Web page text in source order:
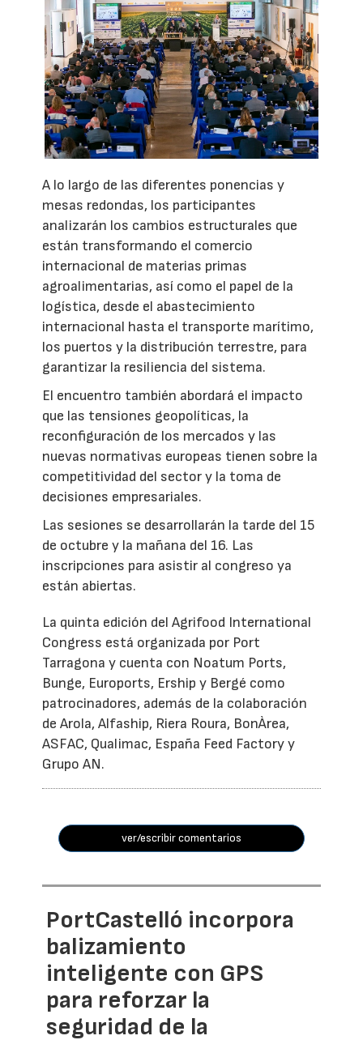
A lo largo de las diferentes ponencias y
mesas redondas, los participantes
analizarán los cambios estructurales que
están transformando el comercio
internacional de materias primas
agroalimentarias, así como el papel de la
logística, desde el abastecimiento
internacional hasta el transporte marítimo,
los puertos y la distribución terrestre, para
garantizar la resiliencia del sistema.
El encuentro también abordará el impacto
que las tensiones geopolíticas, la
reconfiguración de los mercados y las
nuevas normativas europeas tienen sobre la
competitividad del sector y la toma de
decisiones empresariales.
Las sesiones se desarrollarán la tarde del 15
de octubre y la mañana del 16. Las
inscripciones para asistir al congreso ya
están abiertas.
La quinta edición del Agrifood International
Congress está organizada por Port
Tarragona y cuenta con Noatum Ports,
Bunge, Euroports, Ership y Bergé como
patrocinadores, además de la colaboración
de Arola, Alfaship, Riera Roura, BonÀrea,
ASFAC, Qualimac, España Feed Factory y
Grupo AN.
ver/escribir comentarios
PortCastelló incorpora
balizamiento
inteligente con GPS
para reforzar la
seguridad de la